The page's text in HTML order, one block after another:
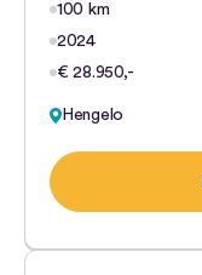
100 km
2024
€ 28.950,-
Hengelo